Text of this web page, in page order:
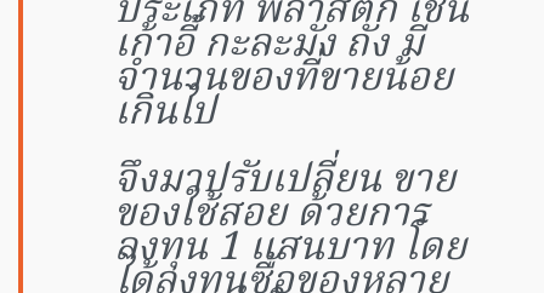
เก้าอี้ กะละมัง ถัง มี
จำนวนของที่ขายน้อย
เกินไป
จึงมาปรับเปลี่ยน ขาย
ของใช้สอย ด้วยการ
ลงทุน 1 แสนบาท โดย